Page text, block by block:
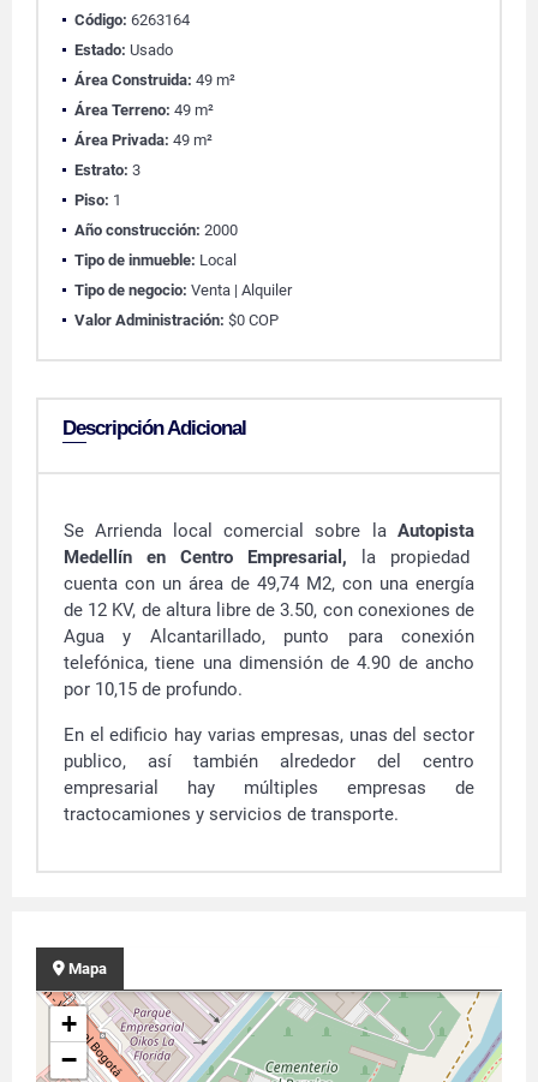
Código: 6263164
Estado: Usado
Área Construida: 49 m²
Área Terreno: 49 m²
Área Privada: 49 m²
Estrato: 3
Piso: 1
Año construcción: 2000
Tipo de inmueble: Local
Tipo de negocio: Venta | Alquiler
Valor Administración: $0 COP
Descripción Adicional
SeArrienda local comercial sobre laAutopista
Medellín en Centro Empresarial, la propiedad
cuenta con un área de 49,74 M2, con una energía
de 12 KV, de altura libre de 3.50, con conexiones de
Agua y Alcantarillado, punto para conexión
telefónica, tiene una dimensión de 4.90 de ancho
por 10,15 de profundo.
En el edificio hay varias empresas, unas del sector
publico, así también alrededor del centro
empresarial hay múltiples empresas de
tractocamiones y servicios de transporte.
Mapa
+
−